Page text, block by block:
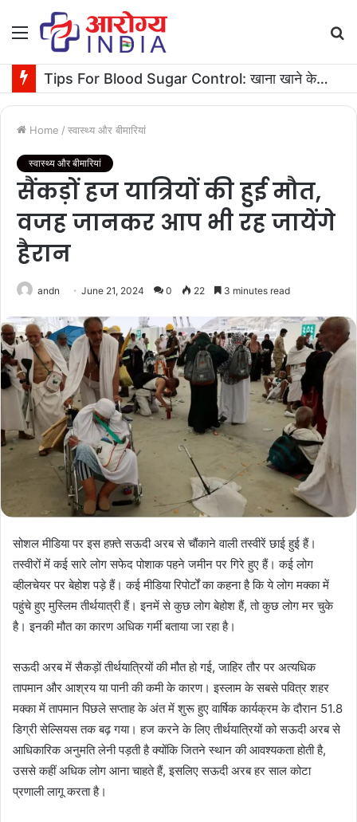
Menu
Tips For Blood Sugar Control: खाना खाने के बाद बस 10 मिनट टहलें, ब्लड शुगर रहेगा कंट्रोल
Home / स्वास्थ्य और बीमारियां
स्वास्थ्य और बीमारियां
सैंकड़ों हज यात्रियों की हुई मौत,
वजह जानकर आप भी रह जायेंगे
हैरान
andn June 21, 2024 0 22 3 minutes read
सोशल मीडिया पर इस हफ़्ते सऊदी अरब से चौंकाने वाली तस्वीरें छाई हुई हैं।
तस्वीरों में कई सारे लोग सफेद पोशाक पहने जमीन पर गिरे हुए हैं। कई लोग
व्हीलचेयर पर बेहोश पड़े हैं। कई मीडिया रिपोर्टों का कहना है कि ये लोग मक्का में
पहुंचे हुए मुस्लिम तीर्थयात्री हैं। इनमें से कुछ लोग बेहोश हैं, तो कुछ लोग मर चुके
है। इनकी मौत का कारण अधिक गर्मी बताया जा रहा है।
सऊदी अरब में सैकड़ों तीर्थयात्रियों की मौत हो गई, जाहिर तौर पर अत्यधिक
तापमान और आश्रय या पानी की कमी के कारण। इस्लाम के सबसे पवित्र शहर
मक्का में तापमान पिछले सप्ताह के अंत में शुरू हुए वार्षिक कार्यक्रम के दौरान 51.8
डिग्री सेल्सियस तक बढ़ गया। हज करने के लिए तीर्थयात्रियों को सऊदी अरब से
आधिकारिक अनुमति लेनी पड़ती है क्योंकि जितने स्थान की आवश्यकता होती है,
उससे कहीं अधिक लोग आना चाहते हैं, इसलिए सऊदी अरब हर साल कोटा
प्रणाली लागू करता है।